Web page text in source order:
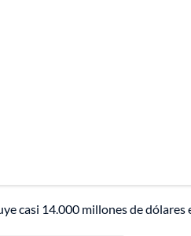
casi 14.000 millones de dólares